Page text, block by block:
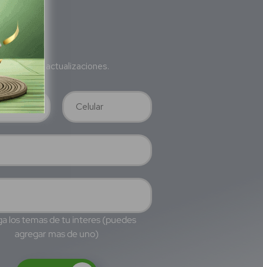
nuestras actualizaciones.
los temas de tu interes (puedes
agregar mas de uno)